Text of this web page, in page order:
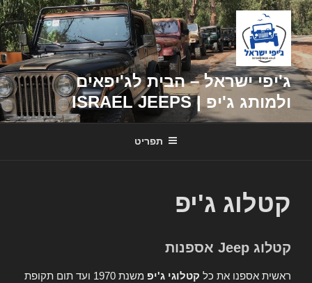
דילוג
לתוכן
ג'יפי ישראל – הבית לג'יפאים
ולמותג ג'יפ | ISRAEL JEEPS
תפריט
קטלוג ג'יפ
קטלוג Jeep אספנות
ראשית אספנו את כל קטלוגי ג'יפ
משנת 1970 ועד תום תקופת